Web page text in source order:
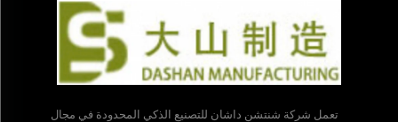
تعمل شركة شنتشن داشان للتصنيع الذكي المحدودة في مجال